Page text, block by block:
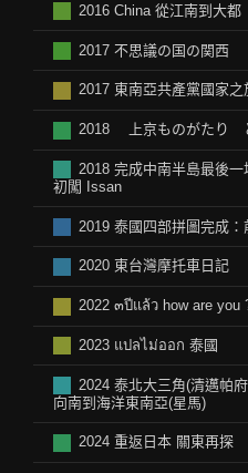
2016 China 從江南到大都
2017 不思議の国の関西
2017 東南亞共產黨國家
2018 上京ものがたり
2018 完成中南半島最後
初闖 Issan
2019 泰國四部拼圖完成
2020 東台灣摩托車日記
2022 ๓ปีแล้ว how are you
2023 แปลไม่ออก 泰國
2024 泰北大三角(清邁帕
向南到海洋東南亞(星馬)
2024 重返日本 關東再探